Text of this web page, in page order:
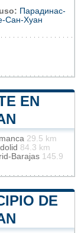
Парадинас-
Сан-Хуан
EN
29.5 km
84.3 km
Barajas 145.9
DE